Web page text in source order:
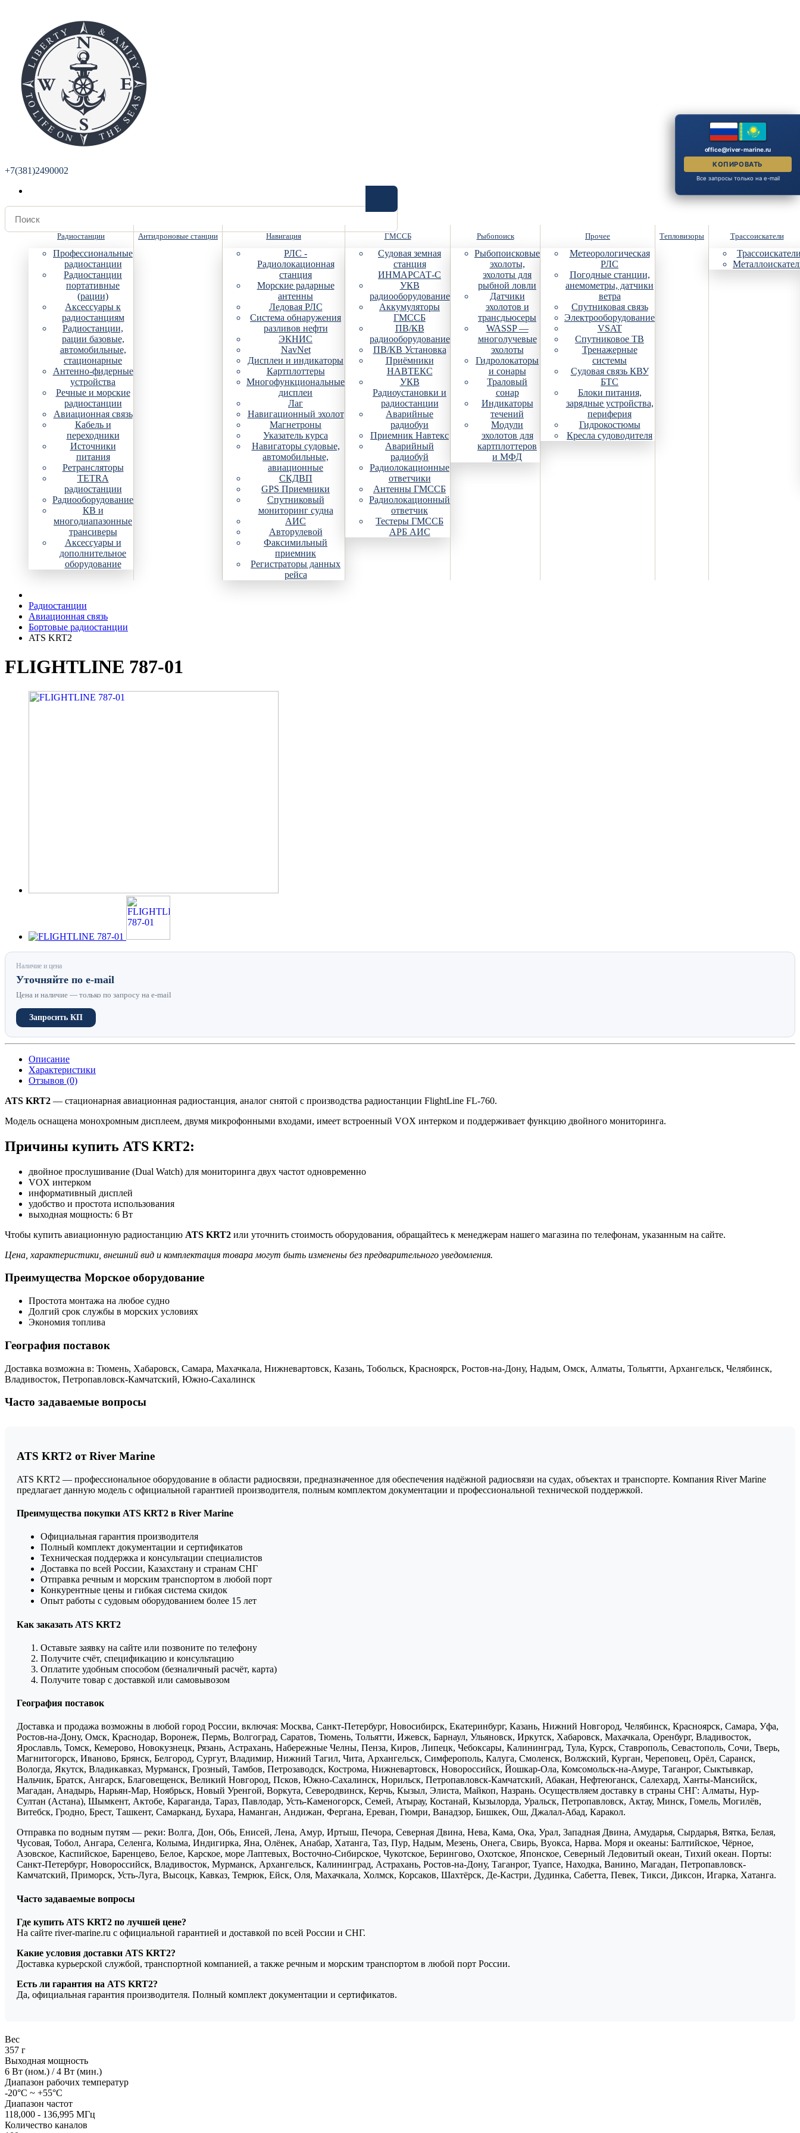
+7(381)2490002
Радиостанции
Профессиональные
радиостанции
Радиостанции
портативные
(рации)
Аксессуары к
радиостанциям
Радиостанции,
рации базовые,
автомобильные,
стационарные
Антенно-фидерные
устройства
Речные и морские
радиостанции
Авиационная связь
Кабель и
переходники
Источники
питания
Ретрансляторы
TETRA
радиостанции
Радиооборудование
КВ и
многодиапазонные
трансиверы
Аксессуары и
дополнительное
оборудование
Антидроновые станции Навигация
РЛС -
Радиолокационная
станция
Морские радарные
антенны
Ледовая РЛС
Система обнаружения
разливов нефти
ЭКНИС
NavNet
Дисплеи и индикаторы
Картплоттеры
Многофункциональные
дисплеи
Лаг
Навигационный эхолот
Магнетроны
Указатель курса
Навигаторы судовые,
автомобильные,
авиационные
СКДВП
GPS Приемники
Спутниковый
мониторинг судна
АИС
Авторулевой
Факсимильный
приемник
Регистраторы данных
рейса
ГМССБ
Судовая земная
станция
ИНМАРСАТ-С
УКВ
радиооборудование
Аккумуляторы
ГМССБ
ПВ/КВ
радиооборудование
ПВ/КВ Установка
Приёмники
НАВТЕКС
УКВ
Радиоустановки и
радиостанции
Аварийные
радиобуи
Приемник Навтекс
Аварийный
радиобуй
Радиолокационные
ответчики
Антенны ГМССБ
Радиолокационный
ответчик
Тестеры ГМССБ
АРБ АИС
Рыбопоиск
Рыбопоисковые
эхолоты,
эхолоты для
рыбной ловли
Датчики
эхолотов и
трансдьюсеры
WASSP —
многолучевые
эхолоты
Гидролокаторы
и сонары
Траловый
сонар
Индикаторы
течений
Модули
эхолотов для
картплоттеров
и МФД
Прочее
Метеорологическая
РЛС
Погодные станции,
анемометры, датчики
ветра
Спутниковая связь
Электрооборудование
VSAT
Спутниковое ТВ
Тренажерные
системы
Судовая связь КВУ
БТС
Блоки питания,
зарядные устройства,
периферия
Гидрокостюмы
Кресла судоводителя
Тепловизоры Трассоискатели
Радиостанции
Авиационная связь
Бортовые радиостанции
ATS KRT2
FLIGHTLINE 787-01
Наличие и цена
Уточняйте по e-mail
Цена и наличие — только по запросу на e-mail
Запросить КП
Описание
Характеристики
Отзывов (0)
ATS KRT2 — стационарная авиационная радиостанция, аналог снятой с производства радиостанции FlightLine FL-760.
Модель оснащена монохромным дисплеем, двумя микрофонными входами, имеет встроенный VOX интерком и поддерживает функцию двойного мониторинга.
Причины купить ATS KRT2:
двойное прослушивание (Dual Watch) для мониторинга двух частот одновременно
VOX интерком
информативный дисплей
удобство и простота использования
выходная мощность: 6 Вт
Чтобы купить авиационную радиостанцию ATS KRT2 или уточнить стоимость оборудования, обращайтесь к менеджерам нашего магазина по телефонам, указанным на сайте.
Цена, характеристики, внешний вид и комплектация товара могут быть изменены без предварительного уведомления.
Преимущества Морское оборудование
Простота монтажа на любое судно
Долгий срок службы в морских условиях
Экономия топлива
География поставок
Доставка возможна в: Тюмень, Хабаровск, Самара, Махачкала, Нижневартовск, Казань, Тобольск, Красноярск, Ростов-на-Дону, Надым, Омск, Алматы, Тольятти, Архангельск, Челябинск,
Владивосток, Петропавловск-Камчатский, Южно-Сахалинск
Часто задаваемые вопросы
ATS KRT2 от River Marine
ATS KRT2 — профессиональное оборудование в области радиосвязи, предназначенное для обеспечения надёжной радиосвязи на судах, объектах и транспорте. Компания River Marine
предлагает данную модель с официальной гарантией производителя, полным комплектом документации и профессиональной технической поддержкой.
Преимущества покупки ATS KRT2 в River Marine
Официальная гарантия производителя
Полный комплект документации и сертификатов
Техническая поддержка и консультации специалистов
Доставка по всей России, Казахстану и странам СНГ
Отправка речным и морским транспортом в любой порт
Конкурентные цены и гибкая система скидок
Опыт работы с судовым оборудованием более 15 лет
Как заказать ATS KRT2
Оставьте заявку на сайте или позвоните по телефону
Получите счёт, спецификацию и консультацию
Оплатите удобным способом (безналичный расчёт, карта)
Получите товар с доставкой или самовывозом
География поставок
Доставка и продажа возможны в любой город России, включая: Москва, Санкт-Петербург, Новосибирск, Екатеринбург, Казань, Нижний Новгород, Челябинск, Красноярск, Самара, Уфа,
Ростов-на-Дону, Омск, Краснодар, Воронеж, Пермь, Волгоград, Саратов, Тюмень, Тольятти, Ижевск, Барнаул, Ульяновск, Иркутск, Хабаровск, Махачкала, Оренбург, Владивосток,
Ярославль, Томск, Кемерово, Новокузнецк, Рязань, Астрахань, Набережные Челны, Пенза, Киров, Липецк, Чебоксары, Калининград, Тула, Курск, Ставрополь, Севастополь, Сочи, Тверь,
Магнитогорск, Иваново, Брянск, Белгород, Сургут, Владимир, Нижний Тагил, Чита, Архангельск, Симферополь, Калуга, Смоленск, Волжский, Курган, Череповец, Орёл, Саранск,
Вологда, Якутск, Владикавказ, Мурманск, Грозный, Тамбов, Петрозаводск, Кострома, Нижневартовск, Новороссийск, Йошкар-Ола, Комсомольск-на-Амуре, Таганрог, Сыктывкар,
Нальчик, Братск, Ангарск, Благовещенск, Великий Новгород, Псков, Южно-Сахалинск, Норильск, Петропавловск-Камчатский, Абакан, Нефтеюганск, Салехард, Ханты-Мансийск,
Магадан, Анадырь, Нарьян-Мар, Ноябрьск, Новый Уренгой, Воркута, Северодвинск, Керчь, Кызыл, Элиста, Майкоп, Назрань. Осуществляем доставку в страны СНГ: Алматы, Нур-
Султан (Астана), Шымкент, Актобе, Караганда, Тараз, Павлодар, Усть-Каменогорск, Семей, Атырау, Костанай, Кызылорда, Уральск, Петропавловск, Актау, Минск, Гомель, Могилёв,
Витебск, Гродно, Брест, Ташкент, Самарканд, Бухара, Наманган, Андижан, Фергана, Ереван, Гюмри, Ванадзор, Бишкек, Ош, Джалал-Абад, Каракол.
Отправка по водным путям — реки: Волга, Дон, Обь, Енисей, Лена, Амур, Иртыш, Печора, Северная Двина, Нева, Кама, Ока, Урал, Западная Двина, Амударья, Сырдарья, Вятка, Белая,
Чусовая, Тобол, Ангара, Селенга, Колыма, Индигирка, Яна, Олёнек, Анабар, Хатанга, Таз, Пур, Надым, Мезень, Онега, Свирь, Вуокса, Нарва. Моря и океаны: Балтийское, Чёрное,
Азовское, Каспийское, Баренцево, Белое, Карское, море Лаптевых, Восточно-Сибирское, Чукотское, Берингово, Охотское, Японское, Северный Ледовитый океан, Тихий океан. Порты:
Санкт-Петербург, Новороссийск, Владивосток, Мурманск, Архангельск, Калининград, Астрахань, Ростов-на-Дону, Таганрог, Туапсе, Находка, Ванино, Магадан, Петропавловск-
Камчатский, Приморск, Усть-Луга, Высоцк, Кавказ, Темрюк, Ейск, Оля, Махачкала, Холмск, Корсаков, Шахтёрск, Де-Кастри, Дудинка, Сабетта, Певек, Тикси, Диксон, Игарка, Хатанга.
Часто задаваемые вопросы
Где купить ATS KRT2 по лучшей цене?
На сайте river-marine.ru с официальной гарантией и доставкой по всей России и СНГ.
Какие условия доставки ATS KRT2?
Доставка курьерской службой, транспортной компанией, а также речным и морским транспортом в любой порт России.
Есть ли гарантия на ATS KRT2?
Да, официальная гарантия производителя. Полный комплект документации и сертификатов.
Вес
357 г
Выходная мощность
6 Вт (ном.) / 4 Вт (мин.)
Диапазон рабочих температур
-20°C ~ +55°C
Диапазон частот
118,000 - 136,995 MГц
Количество каналов
office@river-marine.ru
КОПИРОВАТЬ
Все запросы только на e-mail